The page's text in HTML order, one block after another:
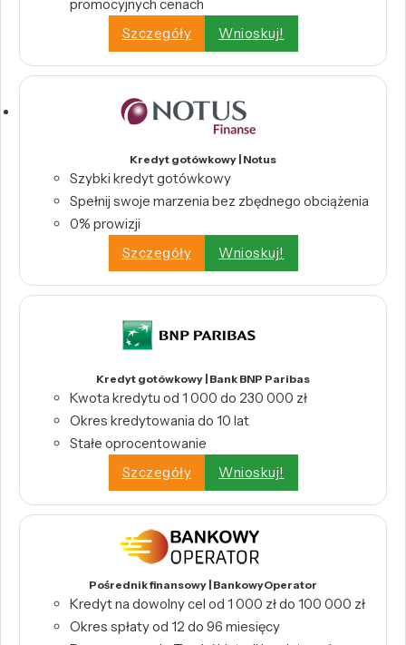
promocyjnych cenach
Szczegóły
Wnioskuj!
Kredyt gotówkowy | Notus
Szybki kredyt gotówkowy
Spełnij swoje marzenia bez zbędnego obciążenia
0% prowizji
Szczegóły
Wnioskuj!
Kredyt gotówkowy | Bank BNP Paribas
Kwota kredytu od 1 000 do 230 000 zł
Okres kredytowania do 10 lat
Stałe oprocentowanie
Szczegóły
Wnioskuj!
Pośrednik finansowy | BankowyOperator
Kredyt na dowolny cel od 1 000 zł do 100 000 zł
Okres spłaty od 12 do 96 miesięcy